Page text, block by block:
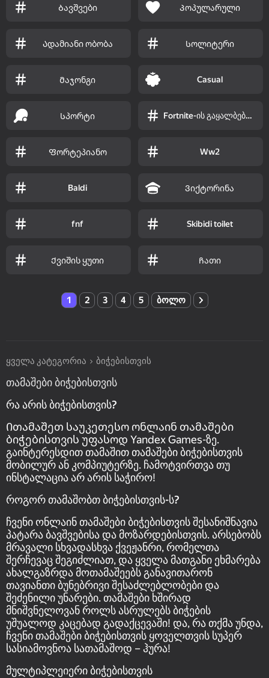
Ბავშვები Პოპულარული
Ადამიანი ობობა Სოლიტერი
Მაჯონგი Casual
Სპორტი Fortnite-ის გაყალბებული ვერსია
Ფორტეპიანო Ww2
Baldi Ვიქტორინა
fnf Skibidi toilet
Ქვიშის ყუთი Ჩათი
1 2 3 4 5 ბოლო
ყველა კატეგორია ბიჭებისთვის
თამაშები ბიჭებისთვის
რა არის ბიჭებისთვის?
Ითამაშეთ საუკეთესო ონლაინ თამაშები
ბიჭებისთვის უფასოდ Yandex Games-ზე.
გაინტერესდით თამაშით თამაშები ბიჭებისთვის
მობილურ ან კომპიუტერზე. ჩამოტვირთვა თუ
ინსტალაცია არ არის საჭირო!
როგორ თამაშობთ ბიჭებისთვის-ს?
ჩვენი ონლაინ თამაშები ბიჭებისთვის შესანიშნავია
პატარა ბავშვებისა და მოზარდებისთვის. არსებობს
მრავალი სხვადასხვა ქვეჟანრი, რომელთა
შერჩევაც შეგიძლიათ, და ყველა მათგანი ეხმარება
ახალგაზრდა მოთამაშეებს განავითარონ
თავიანთი ბუნებრივი შესაძლებლობები და
შეძენილი უნარები. თამაშები ხშირად
მნიშვნელოვან როლს ასრულებს ბიჭების
უშუალოდ კაცებად გადაქცევაში! და, რა თქმა უნდა,
ჩვენი თამაშები ბიჭებისთვის ყოველთვის სუპერ
სასიამოვნოა სათამაშოდ – ჰურა!
მულტიპლეიერი ბიჭებისთვის